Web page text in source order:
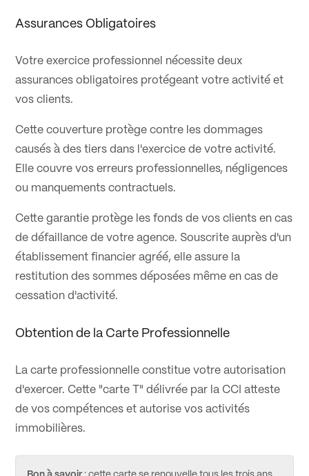
Assurances Obligatoires
Votre exercice professionnel nécessite deux
assurances obligatoires protégeant votre activité et
vos clients.
Cette couverture protège contre les dommages
causés à des tiers dans l'exercice de votre activité.
Elle couvre vos erreurs professionnelles, négligences
ou manquements contractuels.
Cette garantie protège les fonds de vos clients en cas
de défaillance de votre agence. Souscrite auprès d'un
établissement financier agréé, elle assure la
restitution des sommes déposées même en cas de
cessation d'activité.
Obtention de la Carte Professionnelle
La carte professionnelle constitue votre autorisation
d'exercer. Cette "carte T" délivrée par la CCI atteste
de vos compétences et autorise vos activités
immobilières.